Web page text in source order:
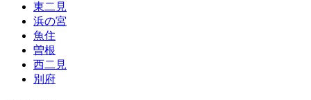
東二見
浜の宮
魚住
曽根
西二見
別府